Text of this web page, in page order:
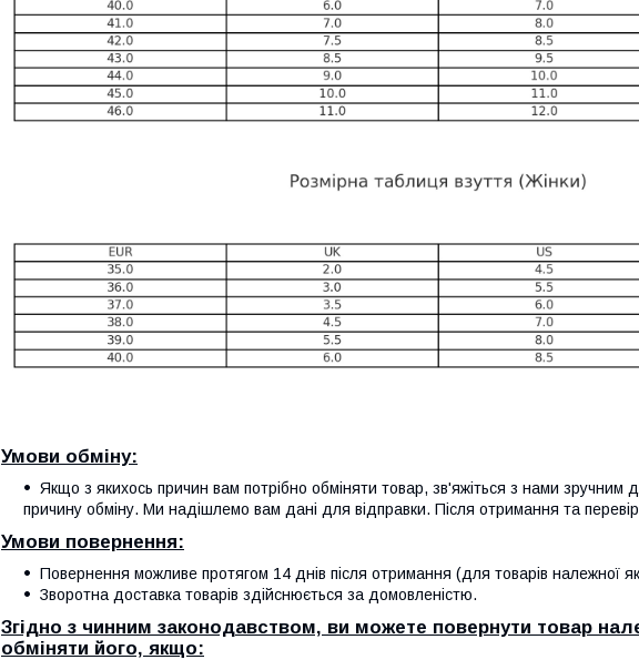
Умови обміну:
Якщо з якихось причин вам потрібно обміняти товар, зв'яжіться з нами зручним
причину обміну. Ми надішлемо вам дані для відправки. Після отримання та
Умови повернення:
Повернення можливе протягом 14 днів після отримання (для товарів належної
Зворотна доставка товарів здійснюється за домовленістю.
Згідно з чинним законодавством, ви можете повернути товар
обміняти його, якщо: